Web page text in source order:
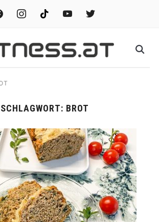
instagramtiktok youtube twitter
SCHLAGWORT: BROT